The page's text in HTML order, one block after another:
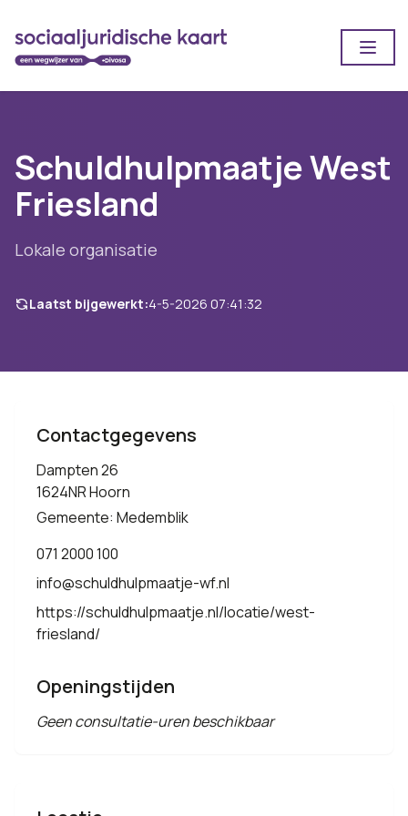
Schuldhulpmaatje West
Friesland
Lokale organisatie
Laatst bijgewerkt:4-5-2026 07:41:32
Contactgegevens
Dampten 26
1624NR Hoorn
Gemeente: Medemblik
071 2000 100
info@schuldhulpmaatje-wf.nl
https://schuldhulpmaatje.nl/locatie/west-
friesland/
Openingstijden
Geen consultatie-uren beschikbaar